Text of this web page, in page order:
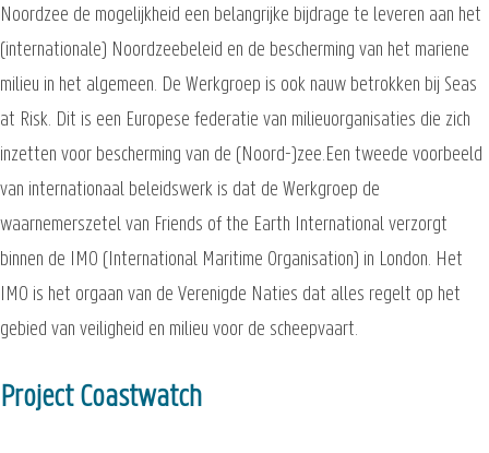
Noordzee de mogelijkheid een belangrijke bijdrage te leveren aan het
(internationale) Noordzeebeleid en de bescherming van het mariene
milieu in het algemeen. De Werkgroep is ook nauw betrokken bij Seas
at Risk. Dit is een Europese federatie van milieuorganisaties die zich
inzetten voor bescherming van de (Noord-)zee.Een tweede voorbeeld
van internationaal beleidswerk is dat de Werkgroep de
waarnemerszetel van Friends of the Earth International verzorgt
binnen de IMO (International Maritime Organisation) in London. Het
IMO is het orgaan van de Verenigde Naties dat alles regelt op het
gebied van veiligheid en milieu voor de scheepvaart.
Project Coastwatch